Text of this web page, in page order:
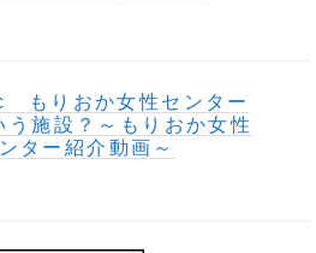
もりおか女性センター
う施設？～もりおか女性
ター紹介動画～